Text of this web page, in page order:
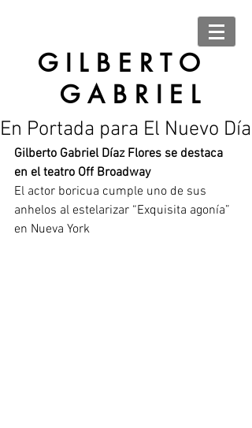
G I L B E R T O
G A B R I E L
En Portada para El Nuevo Día
Gilberto Gabriel Díaz Flores se destaca
en el teatro Off Broadway
El actor boricua cumple uno de sus
anhelos al estelarizar “Exquisita agonía”
en Nueva York